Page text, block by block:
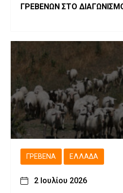
ΓΡΕΒΕΝΩΝ ΣΤΟ
ΓΡΕΒΕΝΆ ΕΛΛΆΔΑ
2 Ιουλίου 2026